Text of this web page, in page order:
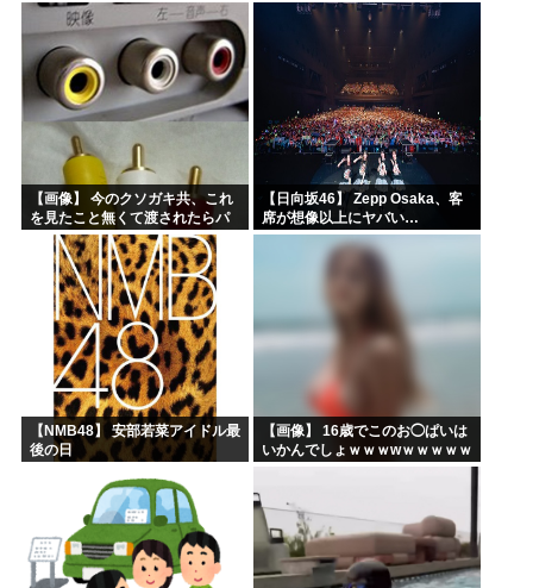
録レポ】 ｗｗｗｗ
【画像】 今のクソガキ共、これ
を見たこと無くて渡されたらパ
ニクるらしいｗｗｗｗｗｗｗｗ
ｗｗｗｗｗ
【日向坂46】 Zepp Osaka、客
席が想像以上にヤバい…
【NMB48】 安部若菜アイドル最
後の日
【画像】 16歳でこのお◯ぱいは
いかんでしょｗｗｗwｗｗｗｗｗ
ｗｗｗ❤